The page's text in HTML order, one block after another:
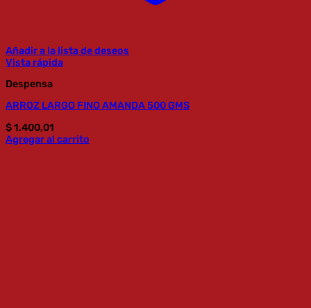
Añadir a la lista de deseos
Vista rápida
Despensa
ARROZ LARGO FINO AMANDA 500 GMS
$1.400,01
Agregar al carrito